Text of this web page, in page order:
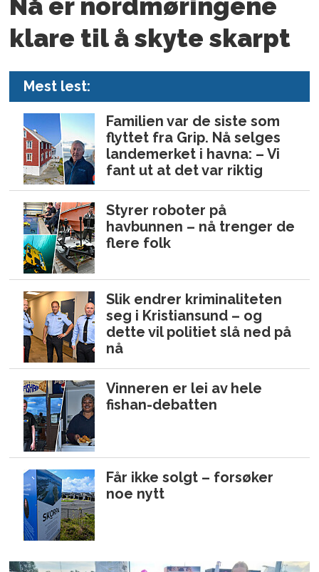
Nå er nord­møringene
klare til å skyte skarpt
Mest lest:
Familien var de siste som
flyttet fra Grip. Nå selges
landemerket i havna: – Vi
fant ut at det var riktig
Styrer roboter på
havbunnen – nå trenger de
flere folk
Slik endrer kriminaliteten
seg i Kristiansund – og
dette vil politiet slå ned på
nå
Vinneren er lei av hele
fishan-debatten
Får ikke solgt – forsøker
noe nytt